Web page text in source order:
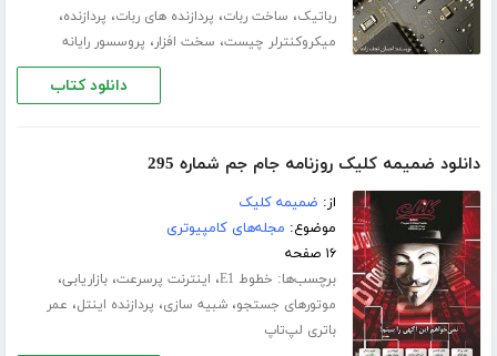
رباتیک، ساخت ربات، پردازنده های ربات، پردازنده،
میکروکنترلر چیست، سخت افزار، پروسسور رایانه
دانلود کتاب
دانلود ضمیمه کلیک روزنامه جام جم شماره 295
از: ضمیمه کلیک
موضوع: مجله‌های کامپیوتری
۱۶ صفحه
برچسب‌ها: خطوط E1 ، اینترنت پرسرعت،بازاریابی،
موتورهای جستجو،شبیه سازی، پردازنده اینتل، عمر
باتری لپ‌تاپ